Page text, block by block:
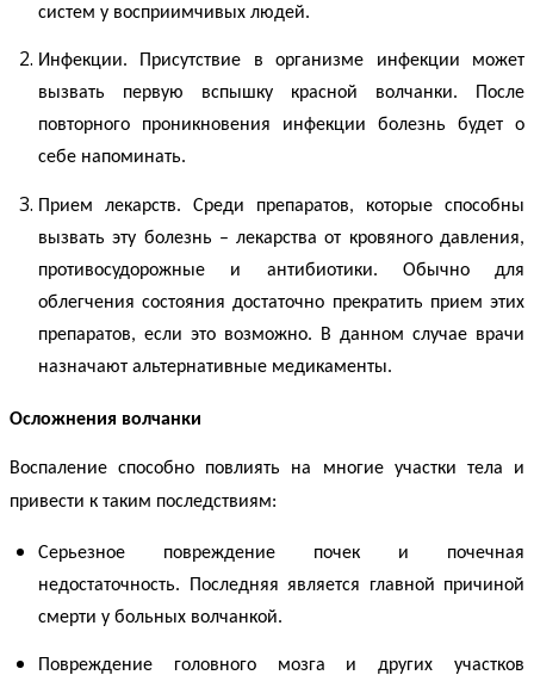
систем у восприимчивых людей.
Инфекции. Присутствие в организме инфекции может
вызвать первую вспышку красной волчанки. После
повторного проникновения инфекции болезнь будет о
себе напоминать.
Прием лекарств. Среди препаратов, которые способны
вызвать эту болезнь – лекарства от кровяного давления,
противосудорожные и антибиотики. Обычно для
облегчения состояния достаточно прекратить прием этих
препаратов, если это возможно. В данном случае врачи
назначают альтернативные медикаменты.
Осложнения волчанки
Воспаление способно повлиять на многие участки тела и
привести к таким последствиям:
Серьезное повреждение почек и почечная
недостаточность. Последняя является главной причиной
смерти у больных волчанкой.
Повреждение головного мозга и других участков